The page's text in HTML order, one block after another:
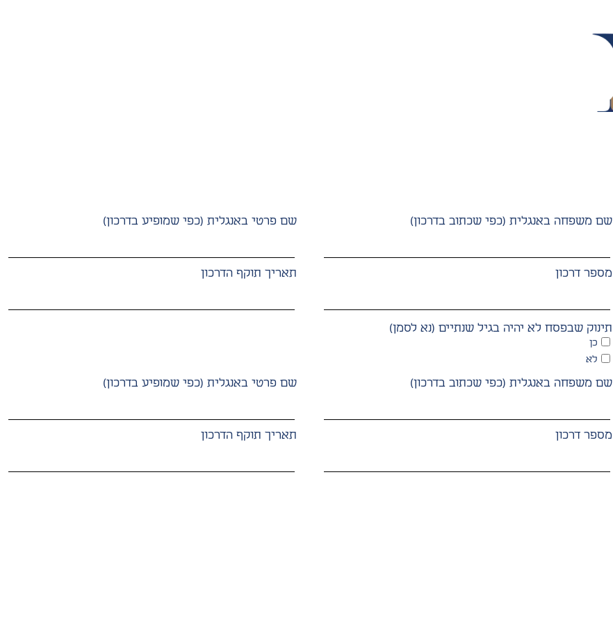
שם משפחה באנגלית (כפי שכתוב בדרכון) שם פרטי באנגלית (כפי שמופיע בדרכון)
מספר דרכון תאריך תוקף הדרכון
תינוק שבפסח לא יהיה בגיל שנתיים (נא לסמן)
כן
לא
שם משפחה באנגלית (כפי שכתוב בדרכון) שם פרטי באנגלית (כפי שמופיע בדרכון)
מספר דרכון תאריך תוקף הדרכון